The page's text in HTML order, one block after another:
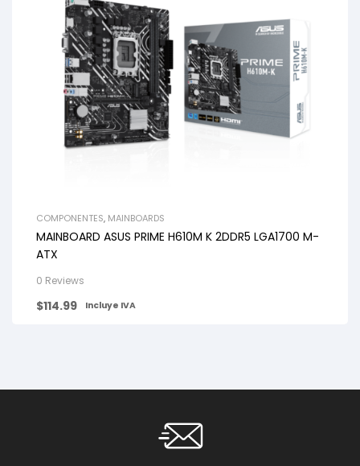
COMPONENTES, MAINBOARDS
MAINBOARD ASUS PRIME H610M K 2DDR5 LGA1700 M-
ATX
0 Reviews
$114.99 Incluye IVA